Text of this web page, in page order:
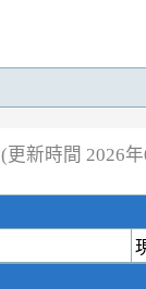
(更新時間 2026